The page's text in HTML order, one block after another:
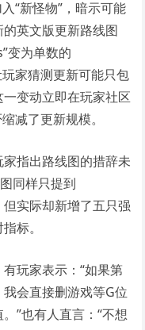
“新怪物”，暗示可能
英文版更新路线图
变为单数的
家猜测更新可能只包
变动立即在玩家社区
减了更新规模。
指出路线图的措辞未
同样只提到
实际却新增了五只强
标。
玩家表示：“如果第
会直接删游戏等G位
”也有人直言：“不想